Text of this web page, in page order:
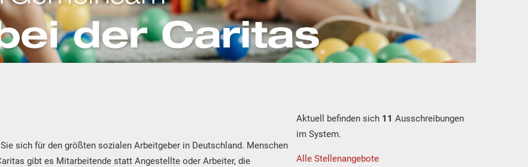
sich für den größten sozialen Arbeitgeber in Deutschland. Menschen
gibt es Mitarbeitende statt Angestellte oder Arbeiter, die
Aktuell befinden sich 11 Ausschreibungen
im System.
Alle Stellenangebote